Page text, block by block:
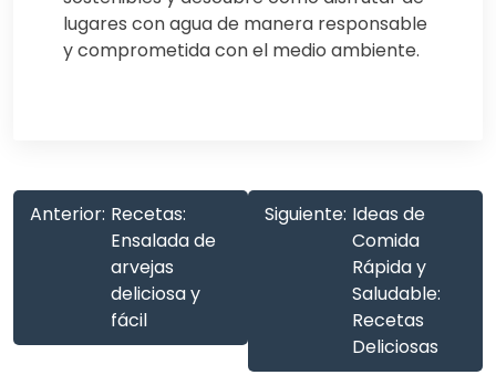
lugares con agua de manera responsable
y comprometida con el medio ambiente.
Anterior: Recetas:
Ensalada de
arvejas
deliciosa y
fácil
Siguiente: Ideas de
Comida
Rápida y
Saludable:
Recetas
Deliciosas